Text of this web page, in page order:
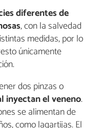
diferentes de
, con la salvedad
medidas, por lo
únicamente
dos pinzas o
inyectan el veneno.
se alimentan de